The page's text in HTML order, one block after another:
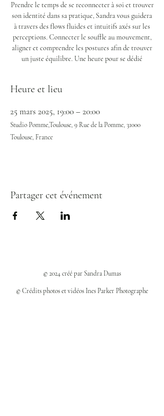
Prendre le temps de se reconnecter à soi et trouver
son identité dans sa pratique, Sandra vous guidera
à travers des flows fluides et intuitifs axés sur les
perceptions. Connecter le souffle au mouvement,
aligner et comprendre les postures afin de trouver
un juste équilibre. Une heure pour se dédié
Heure et lieu
25 mars 2025, 19:00 – 20:00
Studio Pomme,Toulouse, 9 Rue de la Pomme, 31000
Toulouse, France
Partager cet événement
© 2024 créé par Sandra Dumas
© Crédits photos et vidéos Ines Parker Photographe